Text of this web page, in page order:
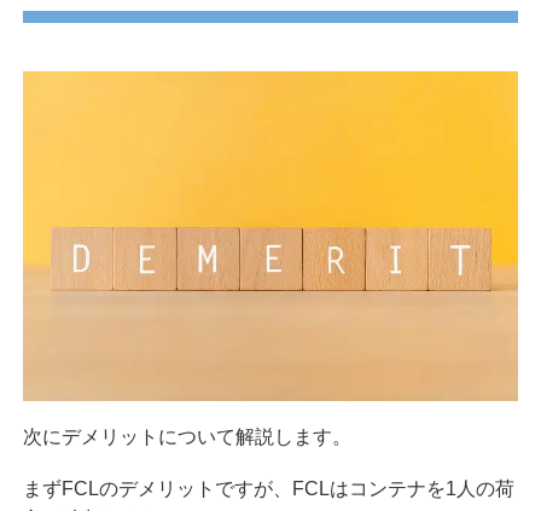
次にデメリットについて解説します。
まずFCLのデメリットですが、FCLはコンテナを1人の荷